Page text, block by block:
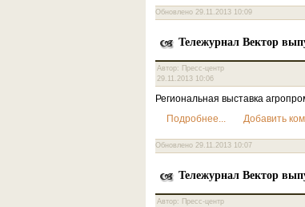
Обновлено 29.11.2013 10:09
Тележурнал Вектор
Автор: Пресс-центр
29.11.2013 10:06
Региональная выставка
Подробнее... Добавить
Обновлено 29.11.2013 10:07
Тележурнал Вектор
Автор: Пресс-центр